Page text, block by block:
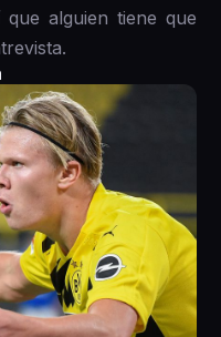
que alguien tiene que